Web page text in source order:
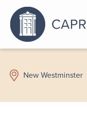
New Westminster